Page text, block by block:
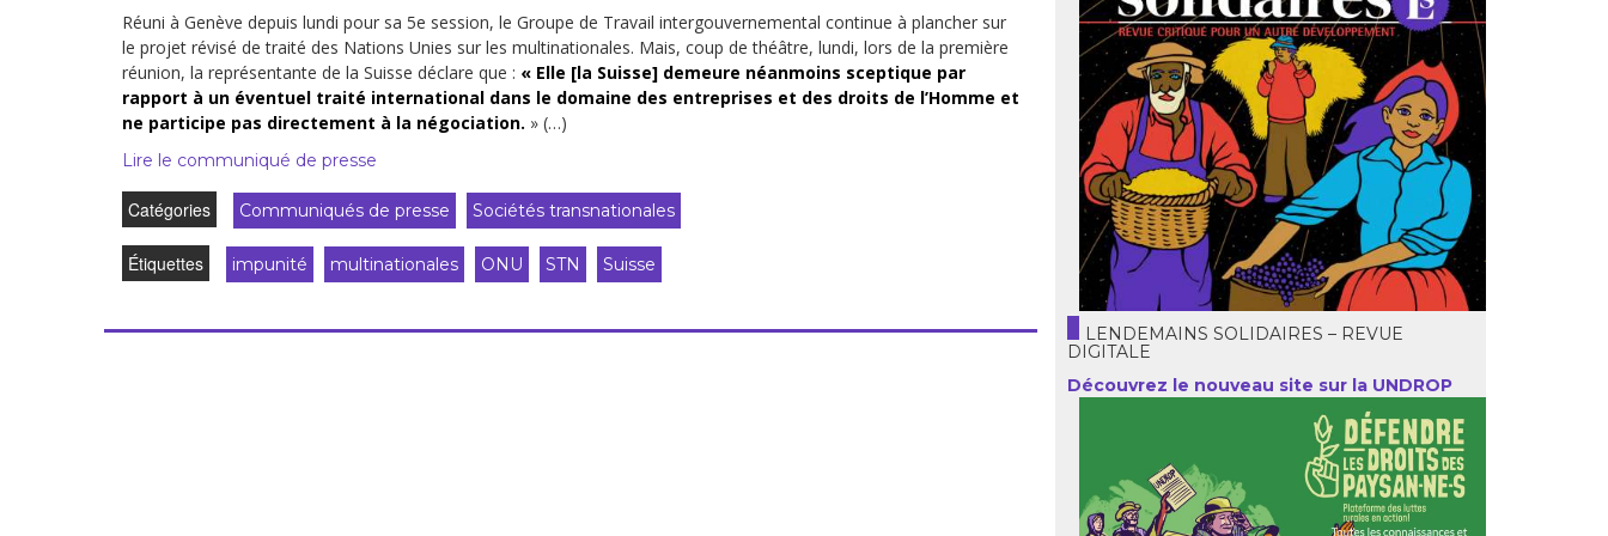
Droit au
développement
Par pays Argentine
Brésil
Chili
Déclarations à l’ONU
Conférences
Archives à
disposition
Cahiers critiques
Diffusion librairies
Réuni à Genève depuis lundi pour sa 5e session, le Groupe de Travail intergouvernemental continue à plancher sur
le projet révisé de traité des Nations Unies sur les multinationales. Mais, coup de théâtre, lundi, lors de la première
réunion, la représentante de la Suisse déclare que : « Elle [la Suisse] demeure néanmoins sceptique par
rapport à un éventuel traité international dans le domaine des entreprises et des droits de l’Homme et
ne participe pas directement à la négociation. » (…)
Lire le communiqué de presse
Catégories Communiqués de presse Sociétés transnationales
Étiquettes impunité multinationales ONU STN Suisse
LENDEMAINS SOLIDAIRES – REVUE
DIGITALE
Découvrez le nouveau site sur la UNDROP